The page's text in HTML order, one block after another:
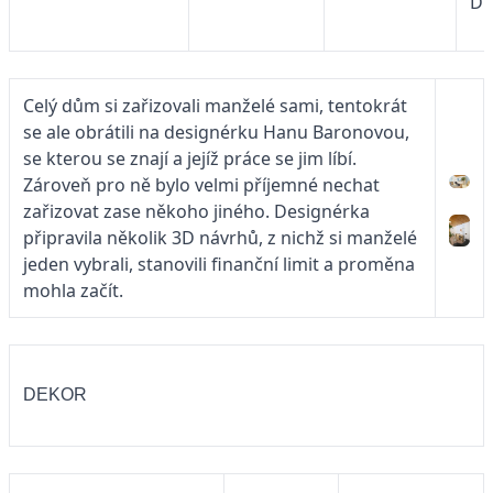
Celý dům si zařizovali manželé sami, tentokrát
se ale obrátili na designérku Hanu Baronovou,
se kterou se znají a jejíž práce se jim líbí.
Zároveň pro ně bylo velmi příjemné nechat
zařizovat zase někoho jiného. Designérka
připravila několik 3D návrhů, z nichž si manželé
jeden vybrali, stanovili finanční limit a proměna
mohla začít.
DEKOR